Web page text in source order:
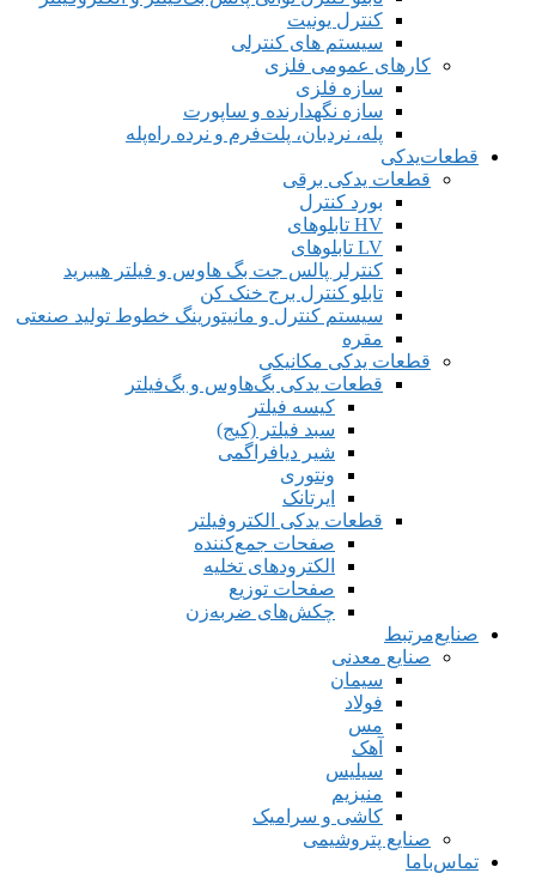
کنترل یونیت
سیستم های کنترلی
کارهای عمومی فلزی
سازه فلزی
سازه‌ نگهدارنده و ساپورت‌
پله، نردبان‌، پلت‌فرم و نرده‌ راه‌پله
قطعات‌یدکی
قطعات یدکی برقی
بورد کنترل
HV تابلوهای
LV تابلوهای
کنترلر پالس جت بگ هاوس و فیلتر هیبرید
تابلو کنترل برج خنک کن
سیستم کنترل و مانیتورینگ خطوط تولید صنعتی
مقره
قطعات یدکی مکانیکی
قطعات یدکی بگ‌هاوس و بگ‌فیلتر
کیسه فیلتر
سبد فیلتر (کیج)
شیر دیافراگمی
ونتوری
ایرتانک
قطعات یدکی الکتروفیلتر
صفحات جمع‌کننده
الکترودهای تخلیه
صفحات توزیع
چکش‌های ضربه‌زن
صنایع‌مرتبط
صنایع معدنی
سیمان
فولاد
مس
آهک
سیلیس
منیزیم
کاشی و سرامیک
صنایع پتروشیمی
تماس‌با‌ما